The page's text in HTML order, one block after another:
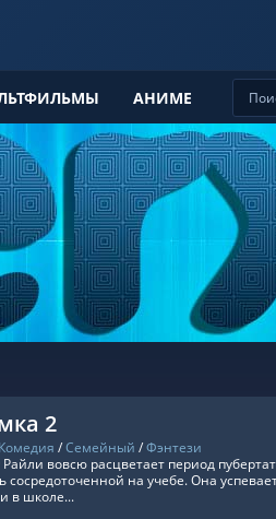
АНИМЕ
2
Комедия /Семейный /Фэнтези
Райли вовсю расцветает период
сосредоточенной на учебе. Она
в школе...